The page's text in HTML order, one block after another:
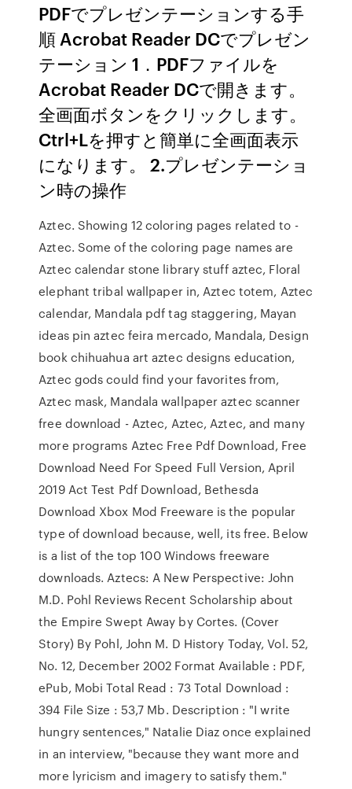
PDFでプレゼンテーションする手
順 Acrobat Reader DCでプレゼン
テーション 1．PDFファイルを
Acrobat Reader DCで開きます。
全画面ボタンをクリックします。
Ctrl+Lを押すと簡単に全画面表示
になります。 2.プレゼンテーショ
ン時の操作
Aztec. Showing 12 coloring pages related to -
Aztec. Some of the coloring page names are
Aztec calendar stone library stuff aztec, Floral
elephant tribal wallpaper in, Aztec totem, Aztec
calendar, Mandala pdf tag staggering, Mayan
ideas pin aztec feira mercado, Mandala, Design
book chihuahua art aztec designs education,
Aztec gods could find your favorites from,
Aztec mask, Mandala wallpaper aztec scanner
free download - Aztec, Aztec, Aztec, and many
more programs Aztec Free Pdf Download, Free
Download Need For Speed Full Version, April
2019 Act Test Pdf Download, Bethesda
Download Xbox Mod Freeware is the popular
type of download because, well, its free. Below
is a list of the top 100 Windows freeware
downloads. Aztecs: A New Perspective: John
M.D. Pohl Reviews Recent Scholarship about
the Empire Swept Away by Cortes. (Cover
Story) By Pohl, John M. D History Today, Vol. 52,
No. 12, December 2002 Format Available : PDF,
ePub, Mobi Total Read : 73 Total Download :
394 File Size : 53,7 Mb. Description : "I write
hungry sentences," Natalie Diaz once explained
in an interview, "because they want more and
more lyricism and imagery to satisfy them."